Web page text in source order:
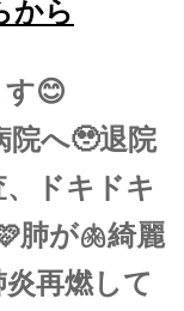
から
😊
院へ🥹退院
ドキドキ
肺が🫁綺麗
再燃して